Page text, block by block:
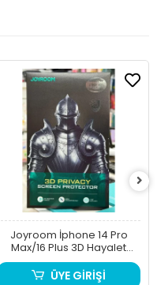
Joyroom İphone 14 Pro
Max/16 Plus 3D Hayalet
Gorilla Cam Ekran Koruyucu
ÜYE GİRİŞİ